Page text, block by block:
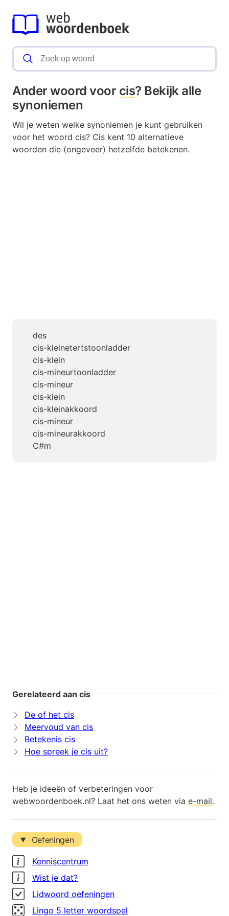
Ander woord voor cis? Bekijk alle
synoniemen
Wil je weten welke synoniemen je kunt gebruiken
voor het woord cis? Cis kent 10 alternatieve
woorden die (ongeveer) hetzelfde betekenen.
des
cis-kleinetertstoonladder
cis-klein
cis-mineurtoonladder
cis-mineur
cis-klein
cis-kleinakkoord
cis-mineur
cis-mineurakkoord
C#m
Gerelateerd aan cis
De of het cis
Meervoud van cis
Betekenis cis
Hoe spreek je cis uit?
Heb je ideeën of verbeteringen voor
webwoordenboek.nl? Laat het ons weten via e-mail.
Oefeningen
Kenniscentrum
Wist je dat?
Lidwoord oefeningen
Lingo 5 letter woordspel